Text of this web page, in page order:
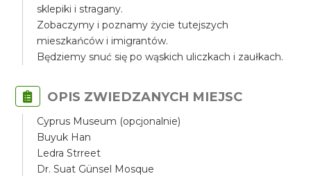
sklepiki i stragany.
Zobaczymy i poznamy życie tutejszych
mieszkańców i imigrantów.
Będziemy snuć się po wąskich uliczkach i zaułkach.
OPIS ZWIEDZANYCH MIEJSC
Cyprus Museum (opcjonalnie)
Buyuk Han
Ledra Strreet
Dr. Suat Günsel Mosque